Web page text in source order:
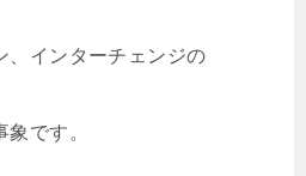
、インターチェンジの
です。